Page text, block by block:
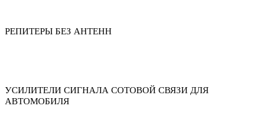
РЕПИТЕРЫ БЕЗ АНТЕНН
УСИЛИТЕЛИ СИГНАЛА СОТОВОЙ СВЯЗИ ДЛЯ
АВТОМОБИЛЯ